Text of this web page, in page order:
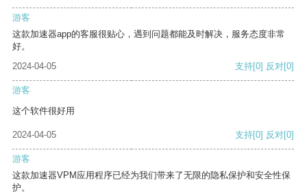
游客
这款加速器app的客服很贴心，遇到问题都能及时解决，服务态度非常
好。
2024-04-05
支持[0] 反对[0]
游客
这个软件很好用
2024-04-05 支持[0] 反对[0]
游客
这款加速器VPM应用程序已经为我们带来了无限的隐私保护和安全性保
护。